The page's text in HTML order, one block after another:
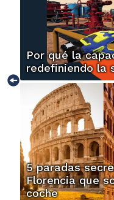
Por qué la
redefiniendo la
5 paradas
Florencia que
coche